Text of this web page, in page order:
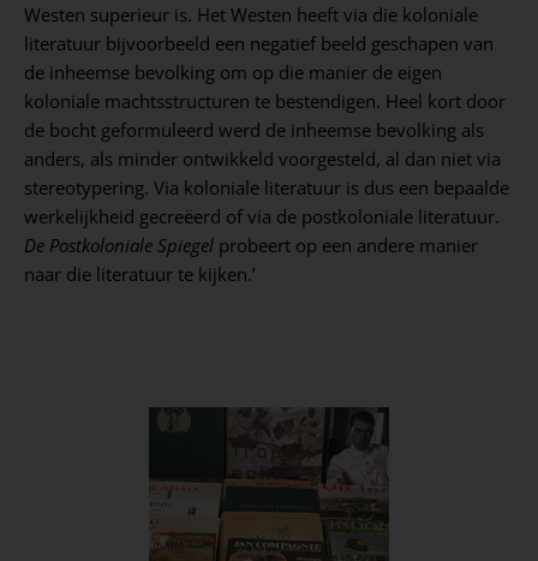
Westen superieur is. Het Westen heeft via die koloniale
literatuur bijvoorbeeld een negatief beeld geschapen van
de inheemse bevolking om op die manier de eigen
koloniale machtsstructuren te bestendigen. Heel kort door
de bocht geformuleerd werd de inheemse bevolking als
anders, als minder ontwikkeld voorgesteld, al dan niet via
stereotypering. Via koloniale literatuur is dus een bepaalde
werkelijkheid gecreëerd of via de postkoloniale literatuur.
De Postkoloniale Spiegel probeert op een andere manier
naar die literatuur te kijken.’